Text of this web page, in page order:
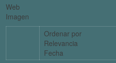
Web
Imagen
Ordenar por
Relevancia
Fecha